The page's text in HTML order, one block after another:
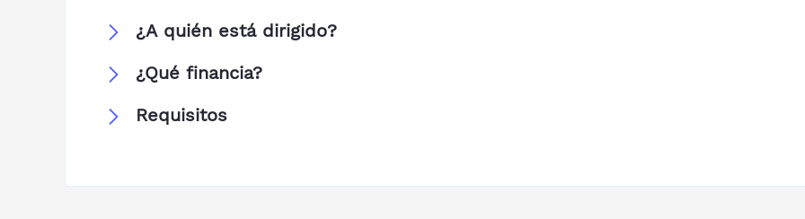
¿A quién está dirigido?
¿Qué financia?
Requisitos